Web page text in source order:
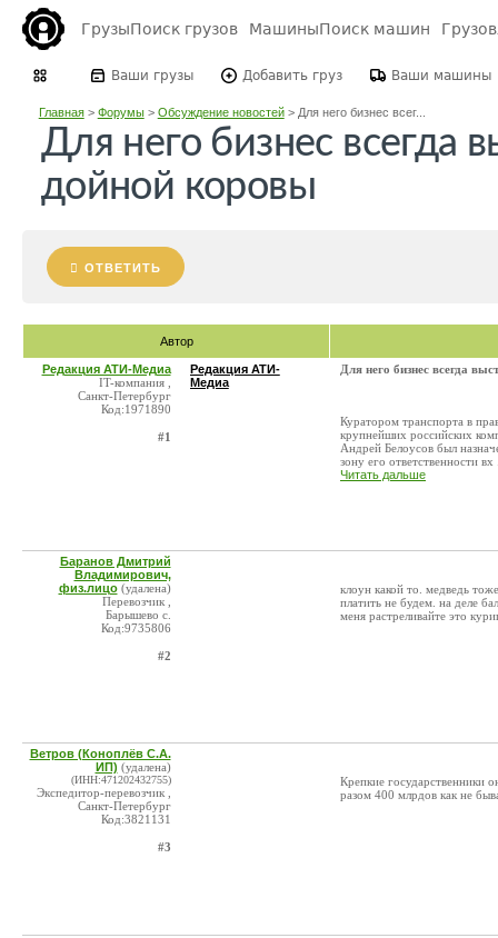
ГрузыПоиск грузов МашиныПоиск машин
Ваши грузы Добавить груз Ваши машины
Главная> Форумы> Обсуждение новостей> Для него бизнес всег...
Для него бизнес всегда
дойной коровы
ОТВЕТИТЬ
Автор
Редакция АТИ-Медиа
IT-компания ,
Санкт-Петербург
Код:1971890
#1
Редакция АТИ-
Медиа
Для него бизнес всегда
Куратором транспорта в
крупнейших российских
Андрей Белоусов был
зону его ответственности вх
Читать дальше
Баранов Дмитрий
Владимирович,
физ.лицо (удалена)
Перевозчик ,
Барышево с.
Код:9735806
#2
клоун какой то. медведь
платить не будем. на деле
меня растреливайте это
Ветров (Коноплёв С.А.
ИП) (удалена)
(ИНН:471202432755)
Экспедитор-перевозчик ,
Санкт-Петербург
Код:3821131
#3
Крепкие государственники
разом 400 млрдов как не